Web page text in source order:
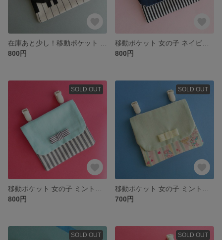
800円
800円
SOLD OUT
800円
SOLD OUT
700円
SOLD OUT SOLD OUT